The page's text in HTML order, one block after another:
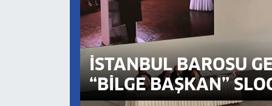
İSTANBUL BAROSU
“BİLGE BAŞKAN”